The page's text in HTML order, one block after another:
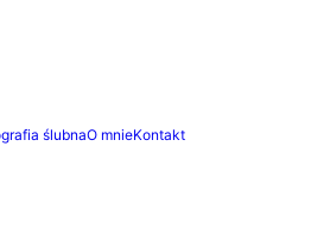
ślubnaO mnieKontakt